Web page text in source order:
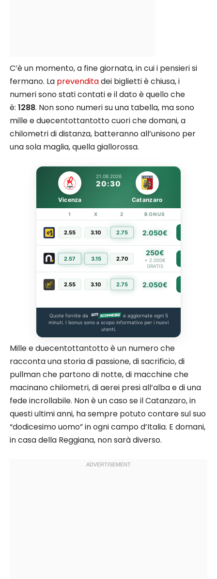
C’è un momento, a fine giornata, in cui i pensieri si
fermano. La prevenditadei biglietti è chiusa, i
numeri sono stati contati e il dato è quello che
è: 1288. Non sono numeri su una tabella, ma sono
mille e duecentottantotto cuori che domani, a
chilometri di distanza, batteranno all’unisono per
una sola maglia, quella giallorossa.
21.08.2026
20:30
Vicenza Catanzaro
1 X 2 BONUS
2.55 3.10 2.75 2.050€
2.57 3.15 2.70
250€
+ 2.000€
GRATIS
2.55 3.10 2.75 2.050€
Quote fornite da
e aggiornate ogni 5
minuti. I bonus sono a scopo informativo per i nuovi
utenti.
Mille e duecentottantotto è un numero che
racconta una storia di passione, di sacrificio, di
pullman che partono di notte, di macchine che
macinano chilometri, di aerei presi all’alba e di una
fede incrollabile. Non è un caso se il Catanzaro, in
questi ultimi anni, ha sempre potuto contare sul suo
“dodicesimo uomo” in ogni campo d’Italia. E domani,
in casa della Reggiana, non sarà diverso.